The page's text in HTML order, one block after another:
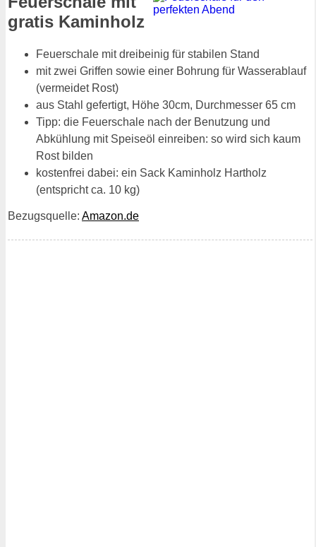
gratis Kaminholz
Feuerschale mit dreibeinig für stabilen Stand
mit zwei Griffen sowie einer Bohrung für Wasserablauf
(vermeidet Rost)
aus Stahl gefertigt, Höhe 30cm, Durchmesser 65 cm
Tipp: die Feuerschale nach der Benutzung und
Abkühlung mit Speiseöl einreiben: so wird sich kaum
Rost bilden
kostenfrei dabei: ein Sack Kaminholz Hartholz
(entspricht ca. 10 kg)
Bezugsquelle: Amazon.de